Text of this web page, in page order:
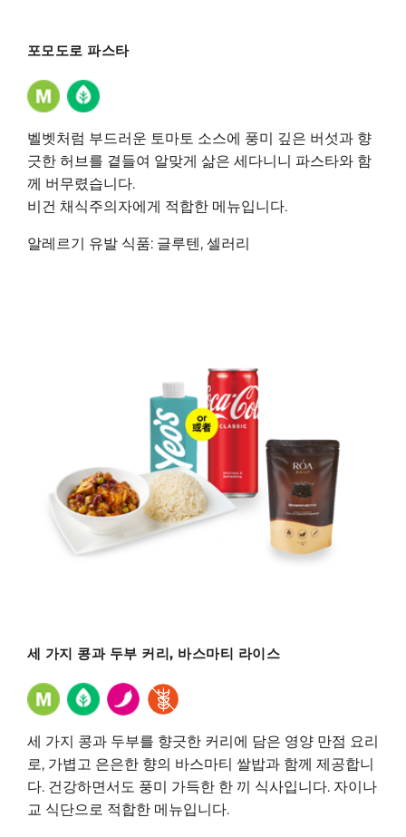
포모도로 파스타
벨벳처럼 부드러운 토마토 소스에 풍미 깊은 버섯과 향
긋한 허브를 곁들여 알맞게 삶은 세다니니 파스타와 함
께 버무렸습니다.
비건 채식주의자에게 적합한 메뉴입니다.
알레르기 유발 식품: 글루텐, 셀러리
세 가지 콩과 두부 커리, 바스마티 라이스
세 가지 콩과 두부를 향긋한 커리에 담은 영양 만점 요리
로, 가볍고 은은한 향의 바스마티 쌀밥과 함께 제공합니
다. 건강하면서도 풍미 가득한 한 끼 식사입니다. 자이나
교 식단으로 적합한 메뉴입니다.